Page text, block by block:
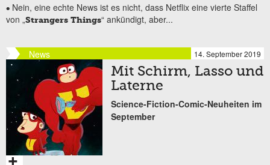
• Nein, eine echte News ist es nicht, dass Netflix eine vierte Staffel
von „Strangers Things“ ankündigt, aber...
News 14. September 2019
Mit Schirm, Lasso und
Laterne
Science-Fiction-Comic-Neuheiten im
September